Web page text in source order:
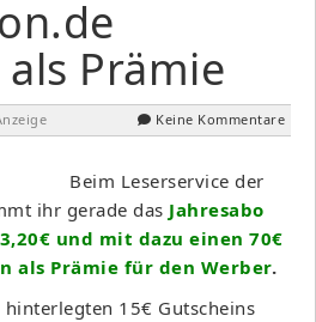
Prämie
Keine Kommentare
Beim Leserservice der
ihr gerade das Jahresabo
und mit dazu einen 70€
als Prämie für den Werber.
15€ Gutscheins